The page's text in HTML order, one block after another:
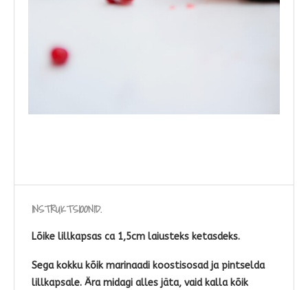
INSTRUKTSIOONID.
Lõike lillkapsas ca 1,5cm laiusteks ketasdeks.
Sega kokku kõik marinaadi koostisosad ja pintselda
lillkapsale. Ära midagi alles jäta, vaid kalla kõik